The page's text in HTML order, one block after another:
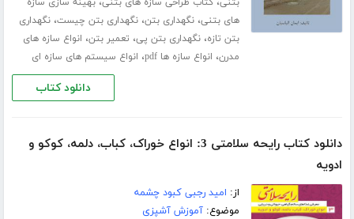
های بتنی،نگهداری بتن،نگهداری بتن چیست،نگهداری
بتن تازه،نگهداری بتن پی، تعمیر بتن، انواع سازه های
مدرن، انواع سازه ها pdf ، انواع سیستم های سازه ای
دانلود کتاب
دانلود کتاب رایحه سلامتی 3: انواع خوراک، کباب، دلمه، کوکو و
ادویه
از: امید رجبی کبود چشمه
موضوع:آموزش آشپزی